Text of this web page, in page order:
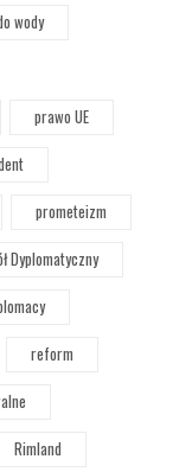
wody
prawo UE
prometeizm
Dyplomatyczny
reform
Rimland